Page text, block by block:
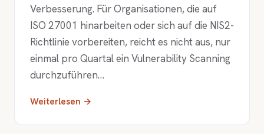
Verbesserung. Für Organisationen, die auf
ISO 27001 hinarbeiten oder sich auf die NIS2-
Richtlinie vorbereiten, reicht es nicht aus, nur
einmal pro Quartal ein Vulnerability Scanning
durchzuführen…
Weiterlesen →